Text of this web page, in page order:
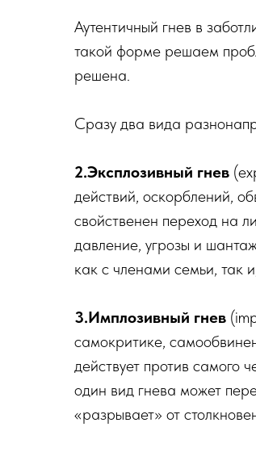
Аутентичный гнев в
такой форме решаем
решена.
Сразу два вида
2.Эксплозивный гнев
действий, оскорблений,
свойственен переход на
давление, угрозы и
как с членами семьи, так
3.Имплозивный гнев
самокритике,
действует против самого
один вид гнева может
«разрывает» от